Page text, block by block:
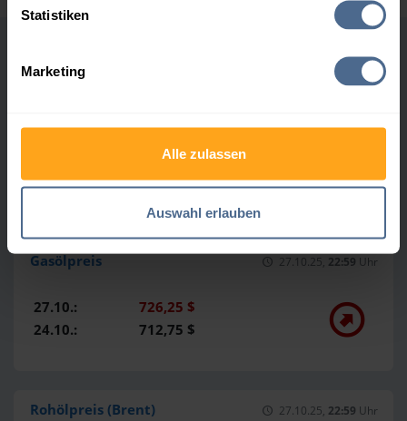
Statistiken
Marketing
Alle zulassen
Auswahl erlauben
26.10.:
109,82 €
Gasölpreis 27.10.25, 22:59 Uhr
27.10.:
726,25 $
24.10.:
712,75 $
Rohölpreis (Brent) 27.10.25, 22:59 Uhr